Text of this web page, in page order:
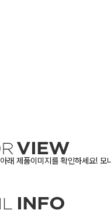
래 제품이미지를 확인하세요!